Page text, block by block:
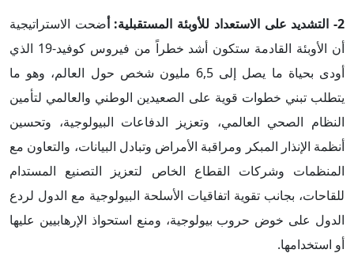
2- التشديد على الاستعداد للأوبئة المستقبلية: أضحت الاستراتيجية
أن الأوبئة القادمة ستكون أشد خطراً من فيروس كوفيد-19 الذي
أودى بحياة ما يصل إلى 6,5 مليون شخص حول العالم، وهو ما
يتطلب تبني خطوات قوية على الصعيدين الوطني والعالمي لتأمين
النظام الصحي العالمي، وتعزيز الدفاعات البيولوجية، وتحسين
أنظمة الإنذار المبكر ومراقبة الأمراض وتبادل البيانات، والتعاون مع
المنظمات وشركات القطاع الخاص لتعزيز التصنيع المستدام
للقاحات، بجانب تقوية اتفاقيات الأسلحة البيولوجية مع الدول لردع
الدول على خوض حروب بيولوجية، ومنع استحواذ الإرهابيين عليها
أو استخدامها.